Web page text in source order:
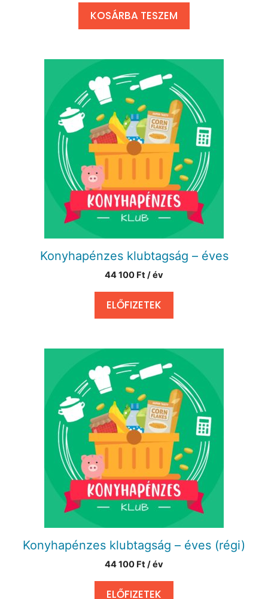
KOSÁRBA TESZEM
Konyhapénzes klubtagság – éves
44 100 Ft / év
ELŐFIZETEK
Konyhapénzes klubtagság – éves (régi)
44 100 Ft / év
ELŐFIZETEK